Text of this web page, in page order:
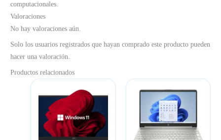
computacionales.
Valoraciones
No hay valoraciones aún.
Solo los usuarios registrados que hayan comprado este producto pueden
hacer una valoración.
Productos relacionados